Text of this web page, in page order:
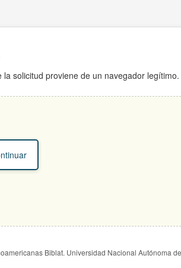
solicitud proviene de un navegador legítimo.
Biblat. Universidad Nacional Autónoma